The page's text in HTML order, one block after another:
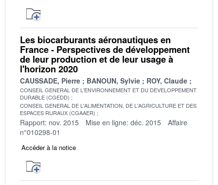
Les biocarburants aéronautiques en
France - Perspectives de développement
de leur production et de leur usage à
l'horizon 2020
CAUSSADE, Pierre BANOUN, Sylvie ROY, Claude
CONSEIL GENERAL DE L'ENVIRONNEMENT ET DU DEVELOPPEMENT
DURABLE (CGEDD)
CONSEIL GENERAL DE L'ALIMENTATION, DE L'AGRICULTURE ET DES
ESPACES RURAUX (CGAAER)
Rapport: nov. 2015 Mise en ligne: déc. 2015
Affaire
n°010298-01
Accéder à la notice